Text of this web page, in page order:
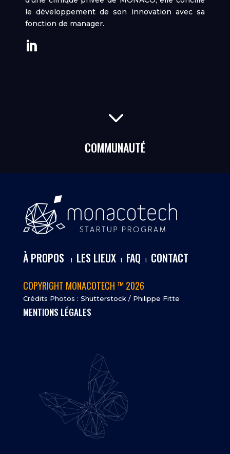
le développement de son innovation avec sa
fonction de manager.
3
COMMUNAUTÉ
À PROPOS I LES LIEUXI FAQ I CONTACT
COPYRIGHT MONACOTECH ™ 2026
Crédits Photos : Shutterstock / Philippe Fitte
MENTIONS LÉGALES